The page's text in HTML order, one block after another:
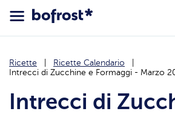
Ricette
Ricette Calendario
Intrecci di Zucchine e Formaggi - Marzo
Intrecci di